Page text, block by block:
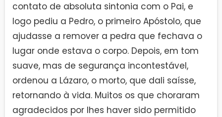
contato de absoluta sintonia com o Pai, e
logo pediu a Pedro, o primeiro Apóstolo, que
ajudasse a remover a pedra que fechava o
lugar onde estava o corpo. Depois, em tom
suave, mas de segurança incontestável,
ordenou a Lázaro, o morto, que dali saísse,
retornando à vida. Muitos os que choraram
agradecidos por lhes haver sido permitido